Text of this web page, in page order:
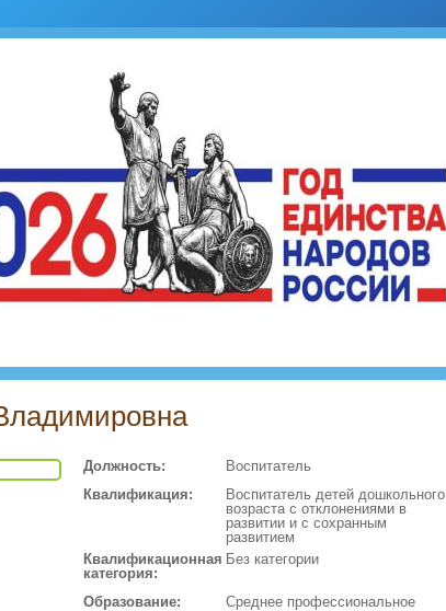
Должность:
Воспитатель
Квалификация:
Воспитатель детей дошкольного
возраста с отклонениями в
развитии и с сохранным
развитием
Квалификационная
категория:
Без категории
Образование:
Среднее профессиональное